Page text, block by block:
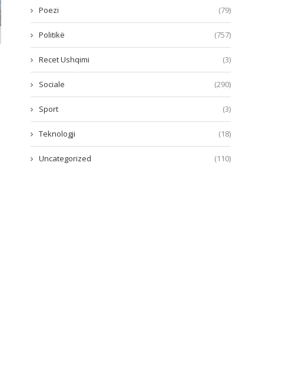
Poezi (79)
Politikë (757)
Recet Ushqimi (3)
Sociale (290)
Sport (3)
Teknologji (18)
Uncategorized (110)